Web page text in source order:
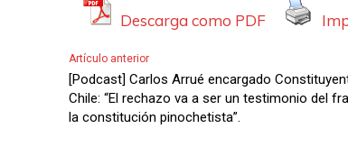
A
u
d
Descarga como PDF
Artículo anterior
[Podcast] Carlos Arrué encargado
Chile: “El rechazo va a ser un testimonio del
la constitución pinochetista”.